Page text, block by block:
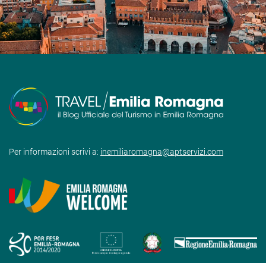
Per informazioni scrivi a: inemiliaromagna@aptservizi.com